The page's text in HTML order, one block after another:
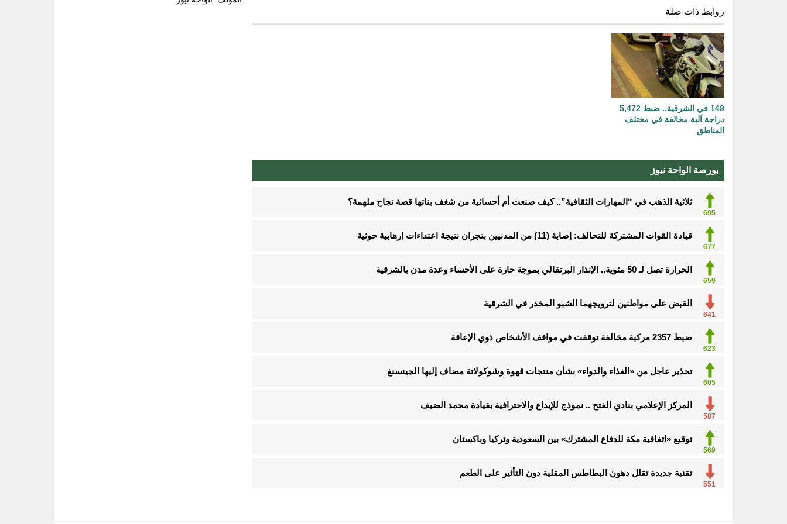
روابط ذات صلة
149 في الشرقية.. ضبط 5,472
دراجة آلية مخالفة في مختلف
المناطق
بورصة الواحة نيوز
695
ثلاثية الذهب في “المهارات الثقافية”.. كيف صنعت أم أحسائية من شغف بناتها قصة نجاح ملهمة؟
677
قيادة القوات المشتركة للتحالف: إصابة (11) من المدنيين بنجران نتيجة اعتداءات إرهابية حوثية
659
الحرارة تصل لـ 50 مئوية.. الإنذار البرتقالي بموجة حارة على الأحساء وعدة مدن بالشرقية
641
القبض على مواطنين لترويجهما الشبو المخدر في الشرقية
623
ضبط 2357 مركبة مخالفة توقفت في مواقف الأشخاص ذوي الإعاقة
605
تحذير عاجل من «الغذاء والدواء» بشأن منتجات قهوة وشوكولاتة مضاف إليها الجينسنغ
587
المركز الإعلامي بنادي الفتح .. نموذج للإبداع والاحترافية بقيادة محمد الضيف
569
توقيع «اتفاقية مكة للدفاع المشترك» بين السعودية وتركيا وباكستان
551
تقنية جديدة تقلل دهون البطاطس المقلية دون التأثير على الطعم